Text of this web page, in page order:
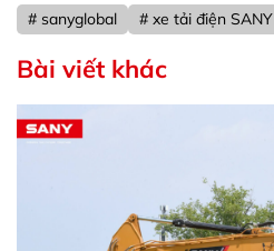
# sanyglobal # xe tải điện SANY
Bài viết khác